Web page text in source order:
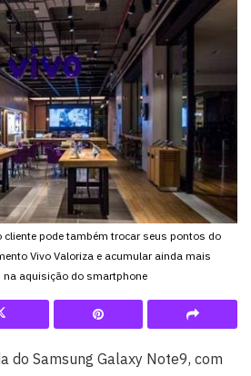
cliente pode também trocar seus pontos do
Vivo Valoriza e acumular ainda mais
na aquisição do smartphone
do Samsung Galaxy Note9, com